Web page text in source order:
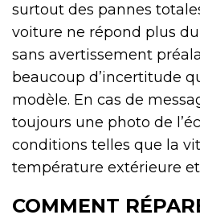
surtout des pannes
voiture ne répond plus
sans avertissement
beaucoup d’incertitude
modèle. En cas de
toujours une photo de
conditions telles que la
température extérieure
COMMENT